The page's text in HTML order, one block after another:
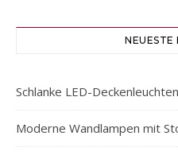
NEUESTE
Schlanke LED-
Moderne Wandlampen mit